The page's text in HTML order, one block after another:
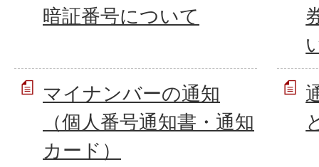
暗証番号について
マイナンバーの通知
（個人番号通知書・通知
カード）